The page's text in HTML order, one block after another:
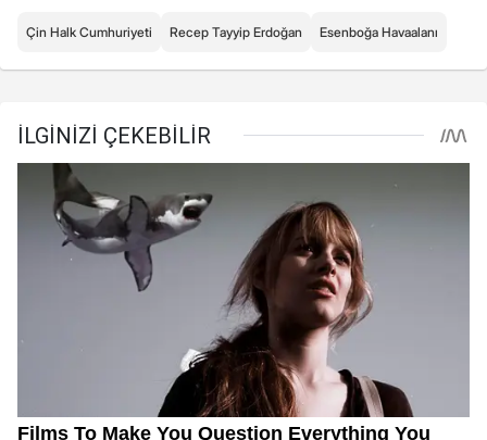
Çin Halk Cumhuriyeti Recep Tayyip Erdoğan Esenboğa Havaalanı